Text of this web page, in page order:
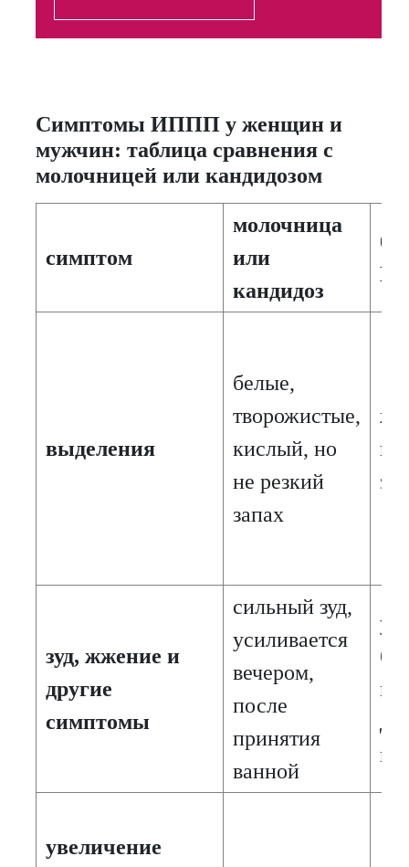
Симптомы ИППП у женщин и
мужчин: таблица сравнения с
молочницей или кандидозом
симптом
молочница
или
кандидоз
выделения
белые,
творожистые,
кислый, но
не резкий
запах
зуд, жжение и
другие
симптомы
сильный зуд,
усиливается
вечером,
после
принятия
ванной
увеличение